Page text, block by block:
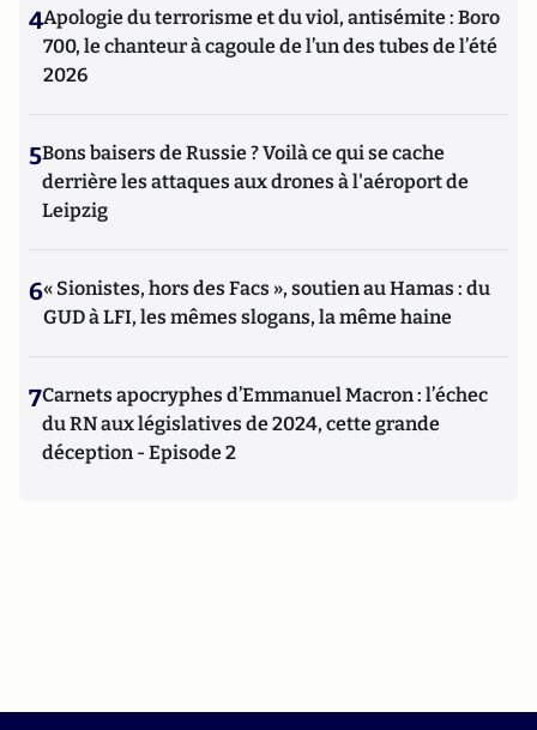
4Apologie du terrorisme et du viol, antisémite : Boro
700, le chanteur à cagoule de l’un des tubes de l’été
2026
5Bons baisers de Russie ? Voilà ce qui se cache
derrière les attaques aux drones à l'aéroport de
Leipzig
6« Sionistes, hors des Facs », soutien au Hamas : du
GUD à LFI, les mêmes slogans, la même haine
7Carnets apocryphes d’Emmanuel Macron : l’échec
du RN aux législatives de 2024, cette grande
déception - Episode 2